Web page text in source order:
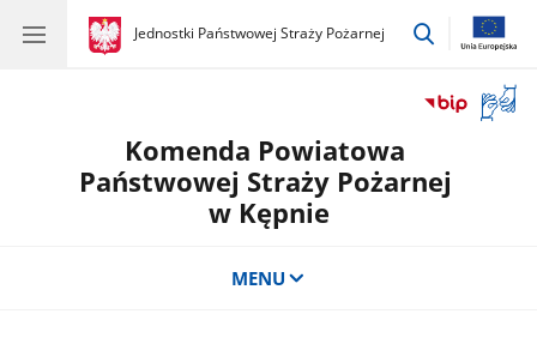
gov.pl
Jednostki Państwowej Straży Pożarnej
gov.pl
Jednostki
przejdź
okno
Komenda Powiatowa
Państwowej Straży Pożarnej
w Kępnie
MENU